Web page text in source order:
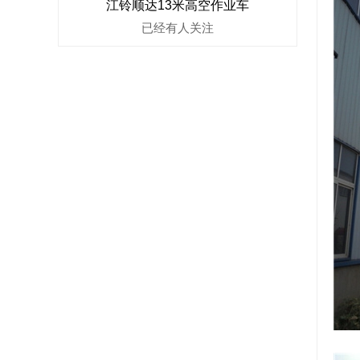
江铃顺达13米高空作业车
已经有人关注